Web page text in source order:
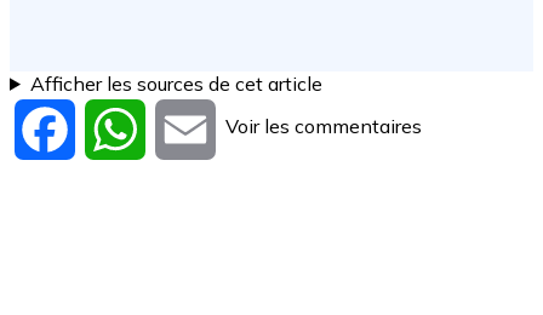
Afficher les sources de cet article
Facebook WhatsApp
Email
Voir les commentaires